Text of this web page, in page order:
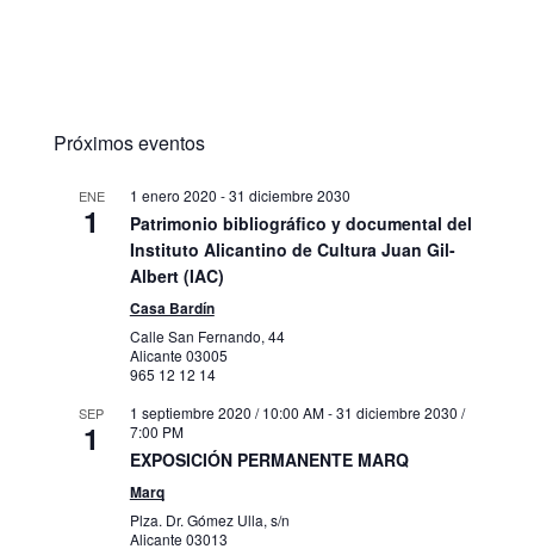
Próximos eventos
ENE
1
1 enero 2020 -31 diciembre 2030
Patrimonio bibliográfico y documental del
Instituto Alicantino de Cultura Juan Gil-
Albert (IAC)
Casa Bardín
Calle San Fernando, 44
Alicante 03005
965 12 12 14
SEP
1
1 septiembre 2020 / 10:00 AM-31 diciembre 2030 /
7:00 PM
EXPOSICIÓN PERMANENTE MARQ
Marq
Plza. Dr. Gómez Ulla, s/n
Alicante 03013